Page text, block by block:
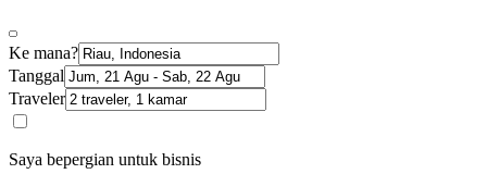
Ke mana?
Tanggal
Traveler
Saya bepergian untuk bisnis